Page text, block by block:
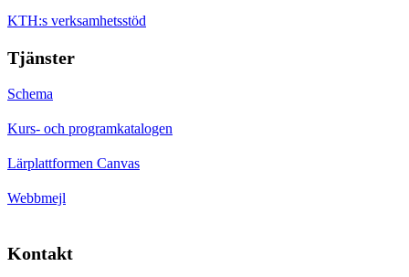
KTH:s verksamhetsstöd
Tjänster
Schema
Kurs- och programkatalogen
Lärplattformen Canvas
Webbmejl
Kontakt